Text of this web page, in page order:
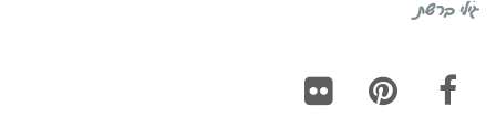
גילי ברשת